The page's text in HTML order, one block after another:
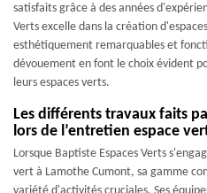
satisfaits grâce à des années
Verts excelle dans la création
esthétiquement remarquables et
dévouement en font le choix évident
leurs espaces verts.
Les différents travaux faits
lors de l’entretien espace
Lorsque Baptiste Espaces Verts
vert à Lamothe Cumont, sa gamme